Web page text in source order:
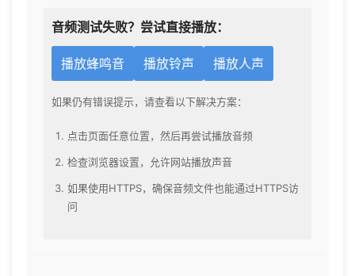
音频测试失败？尝试直接播放：
播放蜂鸣音 播放铃声 播放人声
如果仍有错误提示，请查看以下解决方案：
点击页面任意位置，然后再尝试播放音频
检查浏览器设置，允许网站播放声音
如果使用HTTPS，确保音频文件也能通过HTTPS访
问